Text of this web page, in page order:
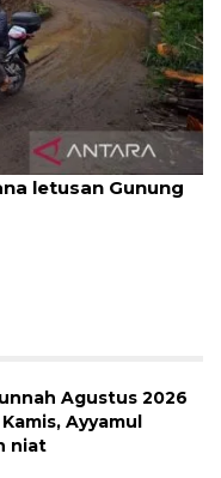
letusan Gunung
Agustus 2026
Ayyamul
niat